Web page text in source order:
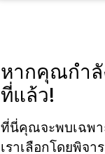
หากคุณกำลั
ที่แล้ว!
ที่นี่คุณจะพบเฉพา
เราเลือกโดยพิจ